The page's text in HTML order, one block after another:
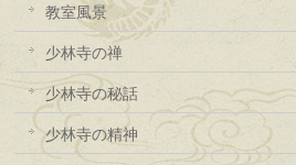
教室風景
少林寺の禅
少林寺の秘話
少林寺の精神